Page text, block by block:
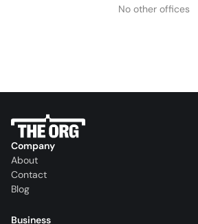
No other offices
Company
About
Contact
Blog
Business